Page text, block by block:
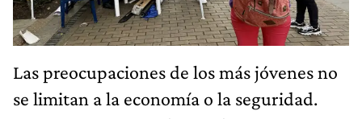
Las preocupaciones de los más jóvenes no
se limitan a la economía o la seguridad.